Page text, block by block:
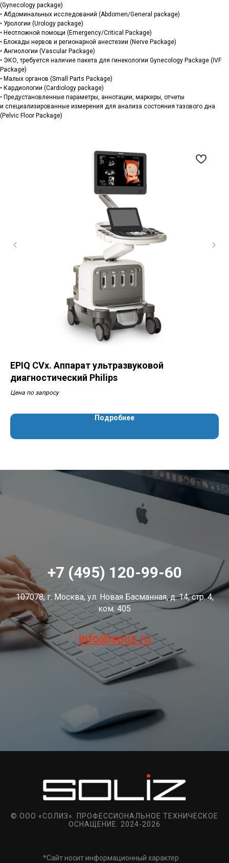
(Gynecology package)
• Абдоминальных исследований (Abdomen/General package)
• Урологии (Urology package)
• Неотложной помощи (Emergency/Critical Package)
• Блокады нервов и регионарной анестезии (Nerve Package)
• Ангиологии (Vascular Package)
• ЭКО, требуется наличие пакета для гинекологии Gynecology Package (IVF
Package)
• Малых органов (Small Parts Package)
• Кардиологии (Cardiology package)
• Предустановленные параметры, аннотации, маркеры, отчеты
и специализированные измерения для анализа состояния тазового дна
(Pelvic Floor Package)
EPIQ CVx. Аппарат ультразвуковой
диагностический Philips
Цена по запросу
Подробнее
+7 (495) 120-99-60
107078, г. Москва, ул. Новая Басманная, д. 14, стр. 4,
ком. 405
info@soliz.ru
© ООО «СОЛИЗ». ПРОФЕССИОНАЛЬНОЕ ТЕХНИЧЕСКОЕ
ОСНАЩЕНИЕ. 2024-2026
*Сайт носит информационный характер